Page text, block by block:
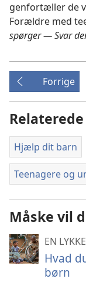
genfortæller de
Forældre med
spørger — Svar
Forrige
Hjælp dit barn
Teenagere og
Måske vil
EN
Hvad
børn